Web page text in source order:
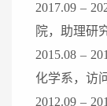
2017.09 –
院，助理研
2015.08 –
化学系，访
2012.09 –